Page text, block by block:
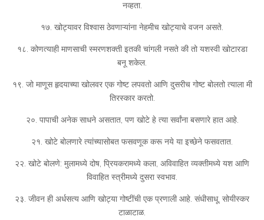
नव्हता.
१७. खोट्यावर विश्वास ठेवणाऱ्यांना नेहमीच खोट्याचे वजन असते.
१८. कोणत्याही माणसाची स्मरणशक्ती इतकी चांगली नसते की तो यशस्वी खोटारडा
बनू शकेल.
१९. जो माणूस हृदयाच्या खोलवर एक गोष्ट लपवतो आणि दुसरीच गोष्ट बोलतो त्याला मी
तिरस्कार करतो.
२०. पापाची अनेक साधने असतात, पण खोटे हे त्या सर्वांना बसणारे हात आहे.
२१. खोटे बोलणारे त्यांच्यासोबत फसवणूक करू नये या इच्छेने फसवतात.
२२. खोटे बोलणे: मुलामध्ये दोष, प्रियकरामध्ये कला, अविवाहित व्यक्तीमध्ये यश आणि
विवाहित स्त्रीमध्ये दुसरा स्वभाव.
२३. जीवन ही अर्धसत्य आणि खोट्या गोष्टींची एक प्रणाली आहे. संधीसाधू, सोयीस्कर
टाळाटाळ.